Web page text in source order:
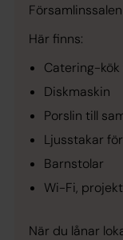
Här finns:
Catering-
Diskmaskin
Porslin till
Ljusstakar
Barnstolar
Wi-Fi,
När du lånar